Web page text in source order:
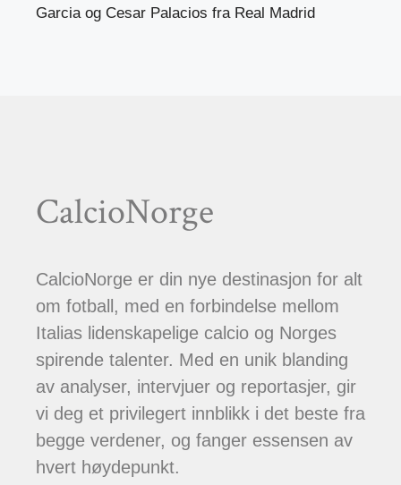
Garcia og Cesar Palacios fra Real Madrid
CalcioNorge
CalcioNorge er din nye destinasjon for alt
om fotball, med en forbindelse mellom
Italias lidenskapelige calcio og Norges
spirende talenter. Med en unik blanding
av analyser, intervjuer og reportasjer, gir
vi deg et privilegert innblikk i det beste fra
begge verdener, og fanger essensen av
hvert høydepunkt.